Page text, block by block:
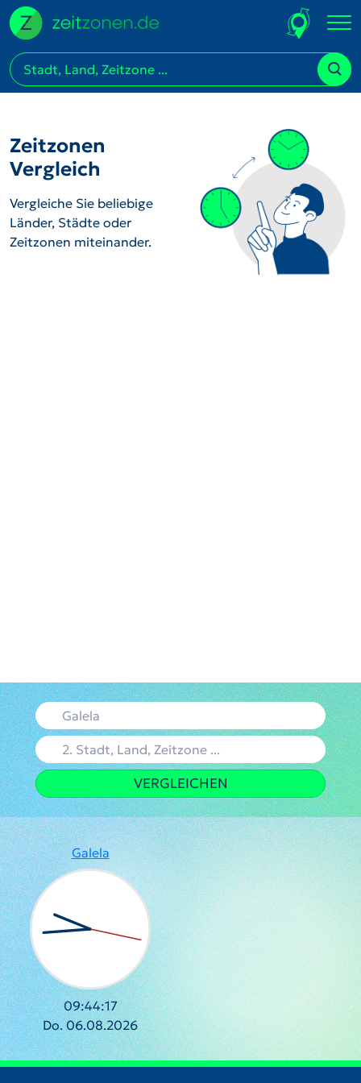
Zeitzonen
Vergleich
Vergleiche Sie beliebige
Länder, Städte oder
Zeitzonen miteinander.
VERGLEICHEN
Galela
09:44:17
Do. 06.08.2026